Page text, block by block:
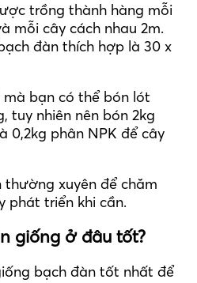
trồng thành hàng mỗi
mỗi cây cách nhau 2m.
đàn thích hợp là 30 x
mà bạn có thể bón lót
tuy nhiên nên bón 2kg
0,2kg phân NPK để cây
thường xuyên để chăm
phát triển khi cần.
giống ở đâu tốt?
bạch đàn tốt nhất để